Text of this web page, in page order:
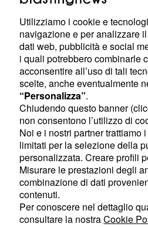
Trasferito negli
condizioni
restano gravi
Le condizioni sono subito
l'equipe medica temeva che
viaggio verso l'ospedale di
fortunatamente, è riuscito a
ed è rimasto ricoverato presso
Australia, dove ha ricevuto le
condizioni si sono stabilizzate,
trasferito con successo negli
Utilizziamo i cookie e
navigazione e per analizzare
dati web, pubblicità e social
i quali potrebbero combinarle
acconsentire all’uso di tali
scelte, anche eventualmente
“Personalizza”.
Chiudendo questo banner
non consentono l’utilizzo di
Noi e i nostri partner
limitati per la selezione della
personalizzata. Creare profili
Misurare le prestazioni degli
combinazione di dati
contenuti.
Per conoscere nel dettaglio
consultare la nostraCookie